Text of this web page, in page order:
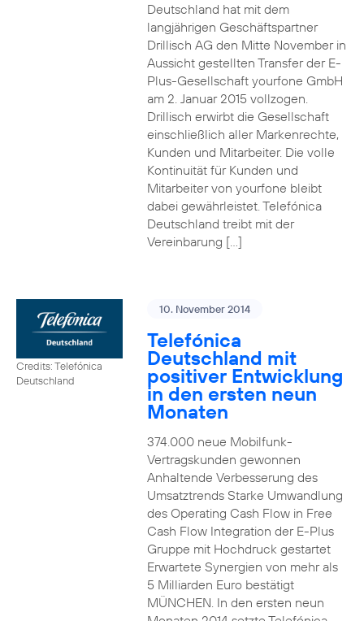
Deutschland hat mit dem
langjährigen Geschäftspartner
Drillisch AG den Mitte November in
Aussicht gestellten Transfer der E-
Plus-Gesellschaft yourfone GmbH
am 2. Januar 2015 vollzogen.
Drillisch erwirbt die Gesellschaft
einschließlich aller Markenrechte,
Kunden und Mitarbeiter. Die volle
Kontinuität für Kunden und
Mitarbeiter von yourfone bleibt
dabei gewährleistet. Telefónica
Deutschland treibt mit der
Vereinbarung […]
Credits: Telefónica
Deutschland
10. November 2014
Telefónica
Deutschland mit
positiver Entwicklung
in den ersten neun
Monaten
374.000 neue Mobilfunk-
Vertragskunden gewonnen
Anhaltende Verbesserung des
Umsatztrends Starke Umwandlung
des Operating Cash Flow in Free
Cash Flow Integration der E-Plus
Gruppe mit Hochdruck gestartet
Erwartete Synergien von mehr als
5 Milliarden Euro bestätigt
MÜNCHEN. In den ersten neun